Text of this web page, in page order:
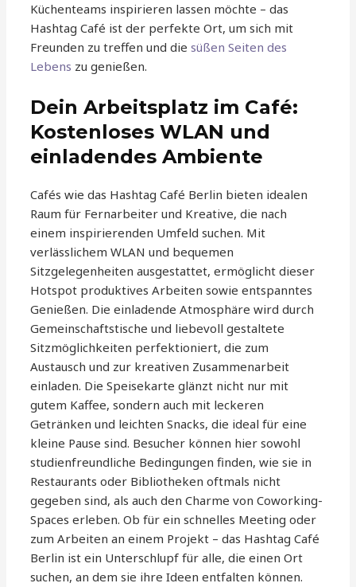
Küchenteams inspirieren lassen möchte – das
Hashtag Café ist der perfekte Ort, um sich mit
Freunden zu treffen und diesüßen Seiten des
Lebens zu genießen.
Dein Arbeitsplatz im Café:
Kostenloses WLAN und
einladendes Ambiente
Cafés wie das Hashtag Café Berlin bieten idealen
Raum für Fernarbeiter und Kreative, die nach
einem inspirierenden Umfeld suchen. Mit
verlässlichem WLAN und bequemen
Sitzgelegenheiten ausgestattet, ermöglicht dieser
Hotspot produktives Arbeiten sowie entspanntes
Genießen. Die einladende Atmosphäre wird durch
Gemeinschaftstische und liebevoll gestaltete
Sitzmöglichkeiten perfektioniert, die zum
Austausch und zur kreativen Zusammenarbeit
einladen. Die Speisekarte glänzt nicht nur mit
gutem Kaffee, sondern auch mit leckeren
Getränken und leichten Snacks, die ideal für eine
kleine Pause sind. Besucher können hier sowohl
studienfreundliche Bedingungen finden, wie sie in
Restaurants oder Bibliotheken oftmals nicht
gegeben sind, als auch den Charme von Coworking-
Spaces erleben. Ob für ein schnelles Meeting oder
zum Arbeiten an einem Projekt – das Hashtag Café
Berlin ist ein Unterschlupf für alle, die einen Ort
suchen, an dem sie ihre Ideen entfalten können.